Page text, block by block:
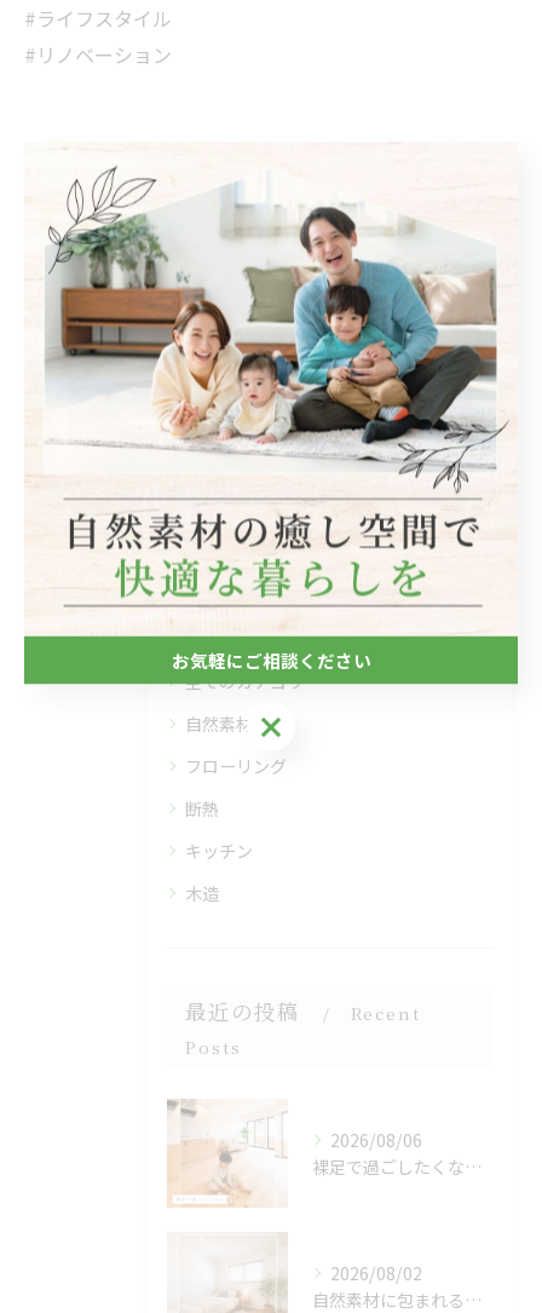
#ライフスタイル
#リノベーション
宝塚市で自然素材を用いた施工
自然素材
< 前のページ 一覧に戻る 次のページ >
関連タグ
#リフォーム #リノベーション
カテゴリー
全てのカテゴリー
自然素材
フローリング
断熱
キッチン
木造
最近の投稿
Recent
Posts
2026/08/06
裸足で過ごしたくなる、木のぬくもりを感じる床🌿
2026/08/02
自然素材に包まれる、心地よい寝室🌿
お気軽にご相談ください
お気軽にご相談ください